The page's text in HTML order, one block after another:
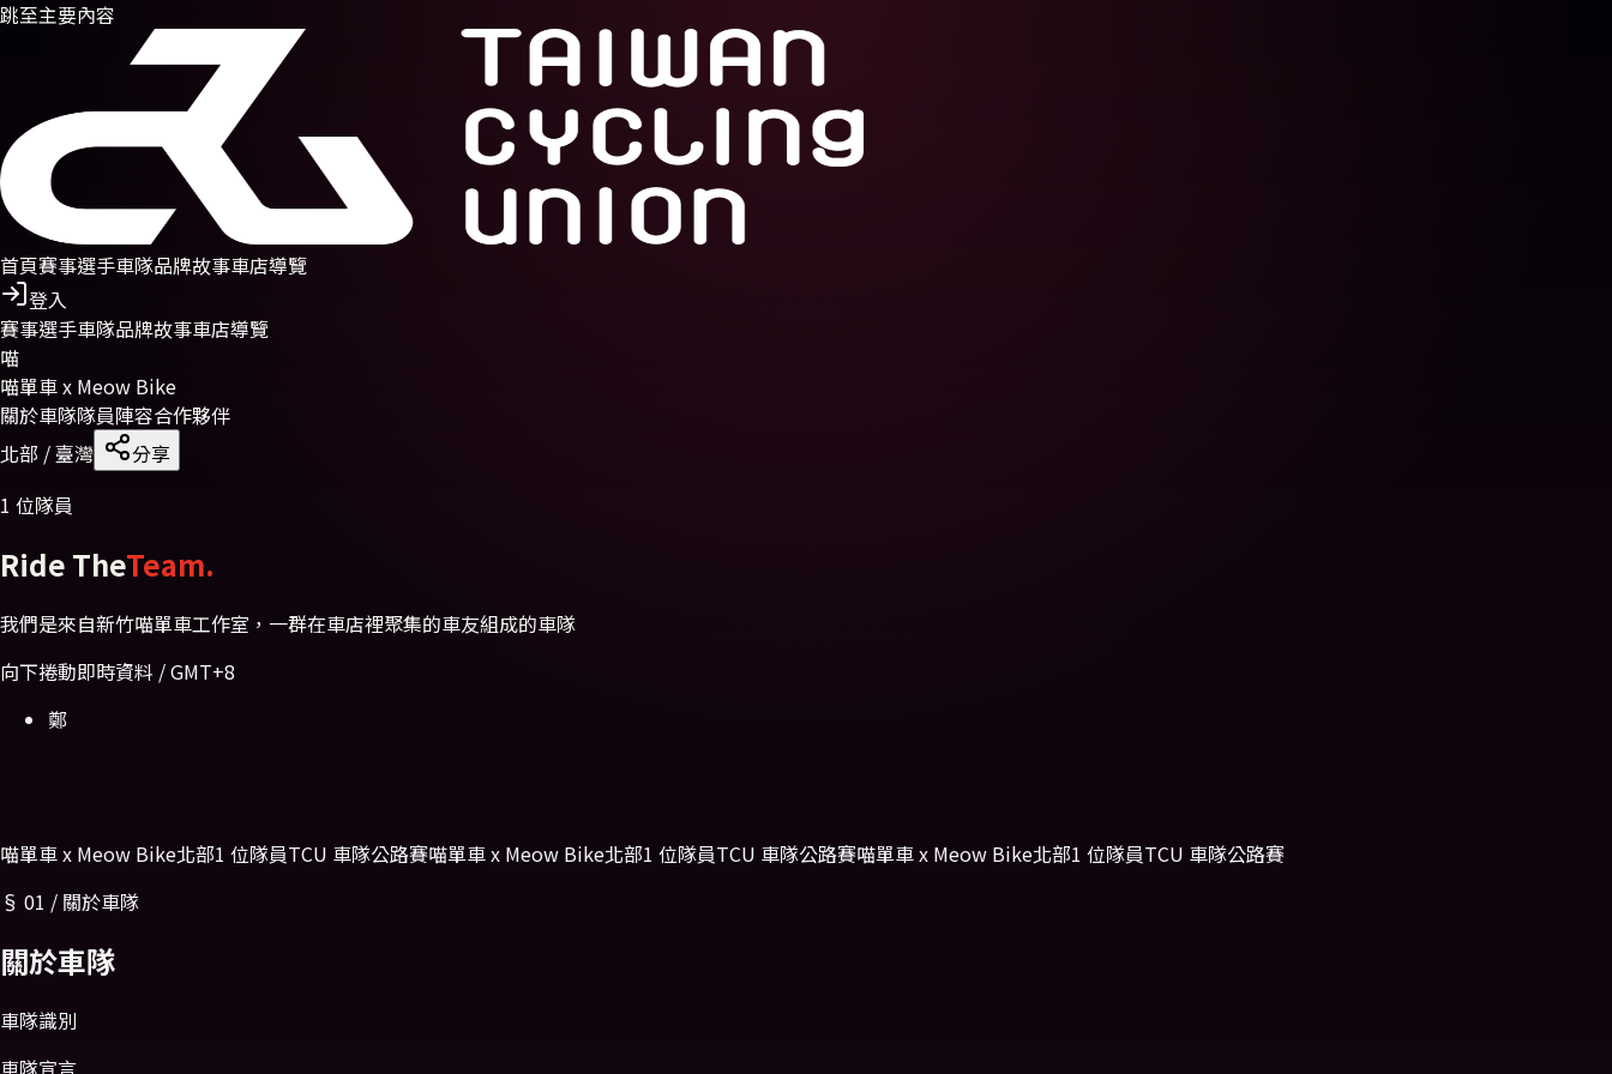
跳至主要內容
首頁賽事選手車隊品牌故事車店導覽
登入
賽事選手車隊品牌故事車店導覽
喵
喵單車 x Meow Bike
關於車隊隊員陣容合作夥伴
北部 / 臺灣
分享
1 位隊員
Ride TheTeam.
我們是來自新竹喵單車工作室，一群在車店裡聚集的車友組成的車隊
向下捲動即時資料 / GMT+8
鄭
喵單車 x Meow Bike北部1 位隊員TCU 車隊公路賽喵單車 x Meow Bike北部1 位隊員TCU 車隊公路賽喵單車 x Meow Bike北部1 位隊員TCU 車隊公路賽
§ 01 / 關於車隊
關於車隊
車隊識別
車隊宣言